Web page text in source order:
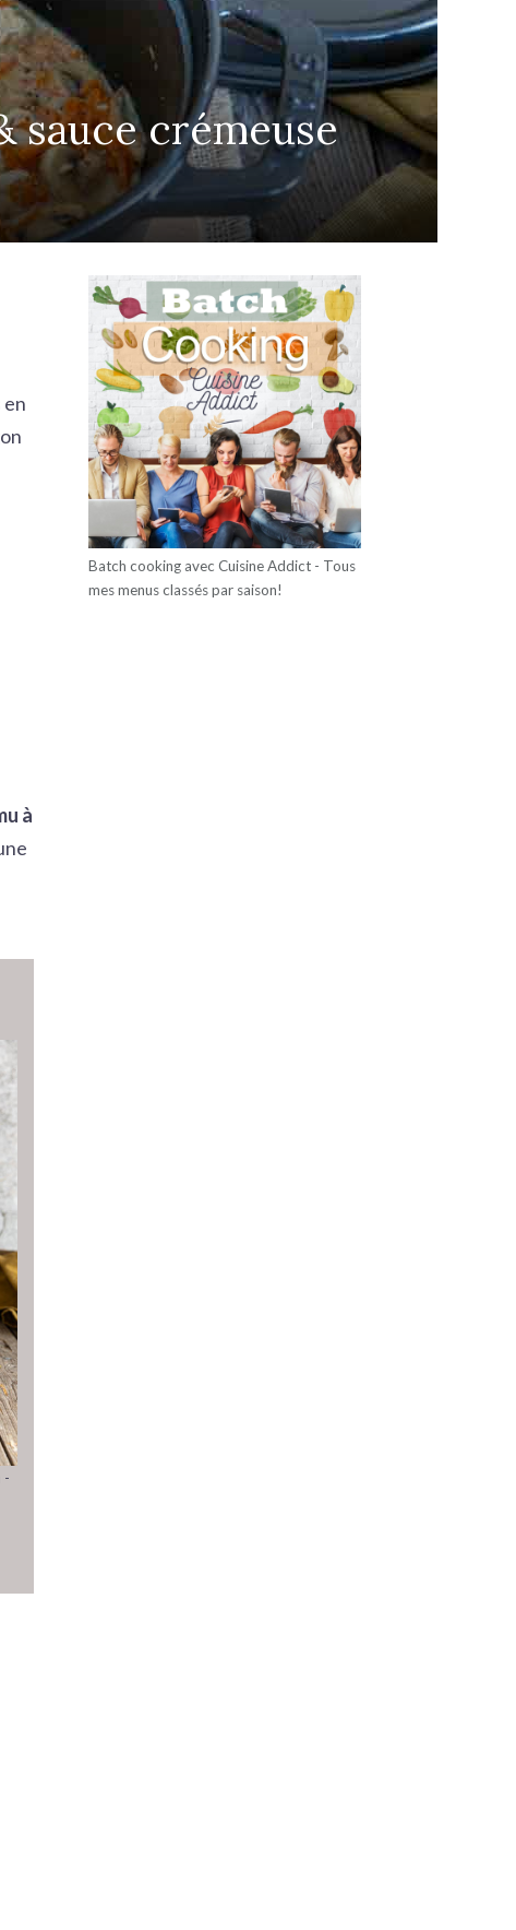
sauce crémeuse
à
-
Batch cooking avec Cuisine Addict - Tous
mes menus classés par saison!